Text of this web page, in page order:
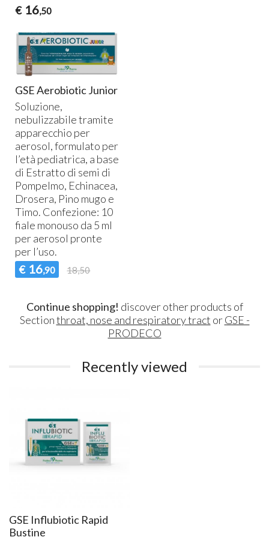
€ 16,50
GSE Aerobiotic Junior
Soluzione,
nebulizzabile tramite
apparecchio per
aerosol, formulato per
l’età pediatrica, a base
di Estratto di semi di
Pompelmo, Echinacea,
Drosera, Pino mugo e
Timo. Confezione: 10
fiale monouso da 5 ml
per aerosol pronte
per l’uso.
€ 16,90 18,50
Continue shopping! discover other products of
Sectionthroat, nose and respiratory tract orGSE -
PRODECO
Recently viewed
GSE Influbiotic Rapid
Bustine